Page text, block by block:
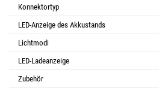
Konnektortyp
LED-Anzeige des Akkustands
Lichtmodi
LED-Ladeanzeige
Zubehör